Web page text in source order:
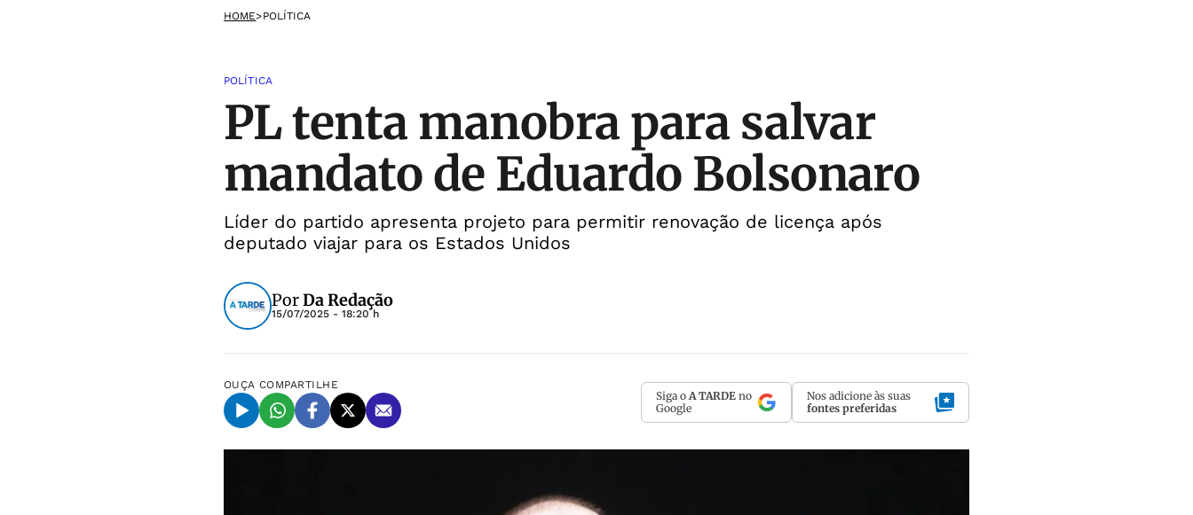
HOME>POLÍTICA
POLÍTICA
PL tenta manobra para salvar
mandato de Eduardo Bolsonaro
Líder do partido apresenta projeto para permitir renovação de licença após
deputado viajar para os Estados Unidos
PorDa Redação
15/07/2025 - 18:20 h
OUÇA COMPARTILHE
Siga o A TARDE no
Google
Nos adicione às suas
fontes preferidas